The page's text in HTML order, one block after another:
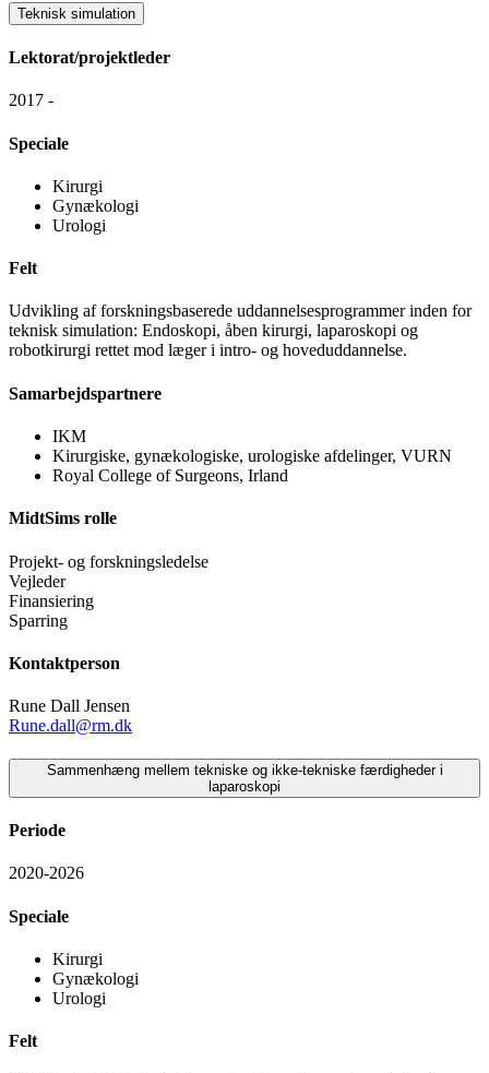
Teknisk simulation
Lektorat/projektleder
2017 -
Speciale
Kirurgi
Gynækologi
Urologi
Felt
Udvikling af forskningsbaserede uddannelsesprogrammer inden for
teknisk simulation: Endoskopi, åben kirurgi, laparoskopi og
robotkirurgi rettet mod læger i intro- og hoveduddannelse.
Samarbejdspartnere
IKM
Kirurgiske, gynækologiske, urologiske afdelinger, VURN
Royal College of Surgeons, Irland
MidtSims rolle
Projekt- og forskningsledelse
Vejleder
Finansiering
Sparring
Kontaktperson
Rune Dall Jensen
Rune.dall@rm.dk
Sammenhæng mellem tekniske og ikke-tekniske færdigheder i
laparoskopi
Periode
2020-2026
Speciale
Kirurgi
Gynækologi
Urologi
Felt